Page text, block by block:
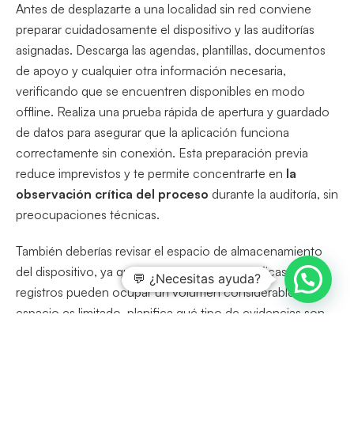
Antes de desplazarte a una localidad sin red conviene
preparar cuidadosamente el dispositivo y las auditorías
asignadas. Descarga las agendas, plantillas, documentos
de apoyo y cualquier otra información necesaria,
verificando que se encuentren disponibles en modo
offline. Realiza una prueba rápida de apertura y guardado
de datos para asegurar que la aplicación funciona
correctamente sin conexión. Esta preparación previa
reduce imprevistos y te permite concentrarte en la
observación crítica del proceso durante la auditoría, sin
preocupaciones técnicas.
También deberías revisar el espacio de almacenamiento
del dispositivo, ya que las evidencias fotográficas y los
registros pueden ocupar un volumen considerable. Si el
espacio es limitado, planifica qué tipo de evidencias son
💬 ¿Necesitas ayuda?